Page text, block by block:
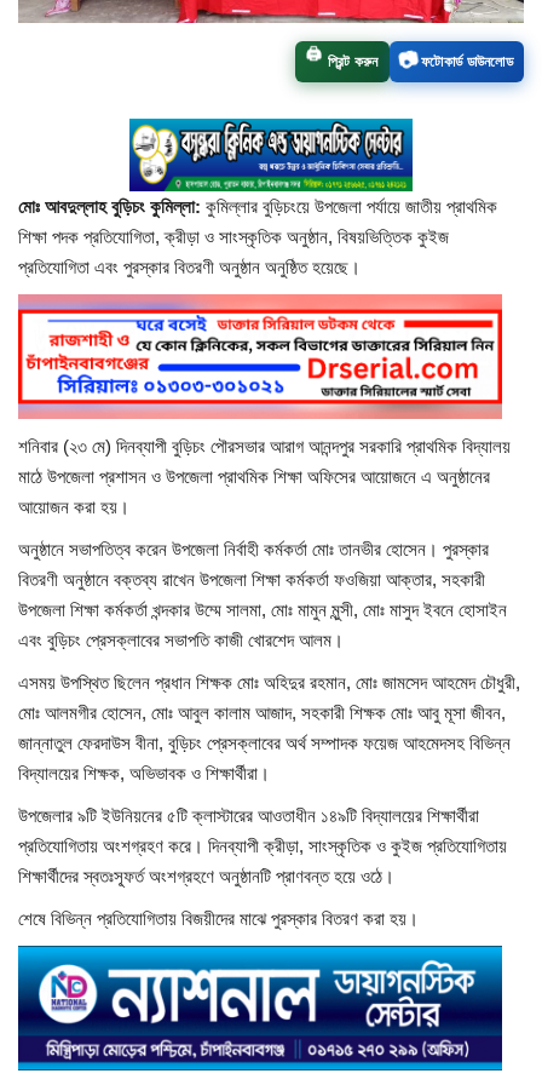
শিবগঞ্জ
গোমস্তাপুর
ভোলাহাট
নওগাঁ
রংপুর
চট্টগ্রাম
খাগড়াছড়ি
পটুয়াখালী
জাতীয়
আন্তর্জাতিক
সারাদেশ
স্বাস্থ্য
লাইফ স্টাইল
🖨️ প্রিন্ট করুন 📷 ফটোকার্ড ডাউনলোড
মোঃ আবদুল্লাহ বুড়িচং কুমিল্লা: কুমিল্লার বুড়িচংয়ে উপজেলা পর্যায়ে জাতীয় প্রাথমিক
শিক্ষা পদক প্রতিযোগিতা, ক্রীড়া ও সাংস্কৃতিক অনুষ্ঠান, বিষয়ভিত্তিক কুইজ
প্রতিযোগিতা এবং পুরস্কার বিতরণী অনুষ্ঠান অনুষ্ঠিত হয়েছে।
শনিবার (২৩ মে) দিনব্যাপী বুড়িচং পৌরসভার আরাগ আনন্দপুর সরকারি প্রাথমিক বিদ্যালয়
মাঠে উপজেলা প্রশাসন ও উপজেলা প্রাথমিক শিক্ষা অফিসের আয়োজনে এ অনুষ্ঠানের
আয়োজন করা হয়।
অনুষ্ঠানে সভাপতিত্ব করেন উপজেলা নির্বাহী কর্মকর্তা মোঃ তানভীর হোসেন। পুরস্কার
বিতরণী অনুষ্ঠানে বক্তব্য রাখেন উপজেলা শিক্ষা কর্মকর্তা ফওজিয়া আক্তার, সহকারী
উপজেলা শিক্ষা কর্মকর্তা খন্দকার উম্মে সালমা, মোঃ মামুন মুন্সী, মোঃ মাসুদ ইবনে হোসাইন
এবং বুড়িচং প্রেসক্লাবের সভাপতি কাজী খোরশেদ আলম।
এসময় উপস্থিত ছিলেন প্রধান শিক্ষক মোঃ অহিদুর রহমান, মোঃ জামসেদ আহমেদ চৌধুরী,
মোঃ আলমগীর হোসেন, মোঃ আবুল কালাম আজাদ, সহকারী শিক্ষক মোঃ আবু মূসা জীবন,
জান্নাতুল ফেরদাউস বীনা, বুড়িচং প্রেসক্লাবের অর্থ সম্পাদক ফয়েজ আহমেদসহ বিভিন্ন
বিদ্যালয়ের শিক্ষক, অভিভাবক ও শিক্ষার্থীরা।
উপজেলার ৯টি ইউনিয়নের ৫টি ক্লাস্টারের আওতাধীন ১৪৯টি বিদ্যালয়ের শিক্ষার্থীরা
প্রতিযোগিতায় অংশগ্রহণ করে। দিনব্যাপী ক্রীড়া, সাংস্কৃতিক ও কুইজ প্রতিযোগিতায়
শিক্ষার্থীদের স্বতঃস্ফূর্ত অংশগ্রহণে অনুষ্ঠানটি প্রাণবন্ত হয়ে ওঠে।
শেষে বিভিন্ন প্রতিযোগিতায় বিজয়ীদের মাঝে পুরস্কার বিতরণ করা হয়।